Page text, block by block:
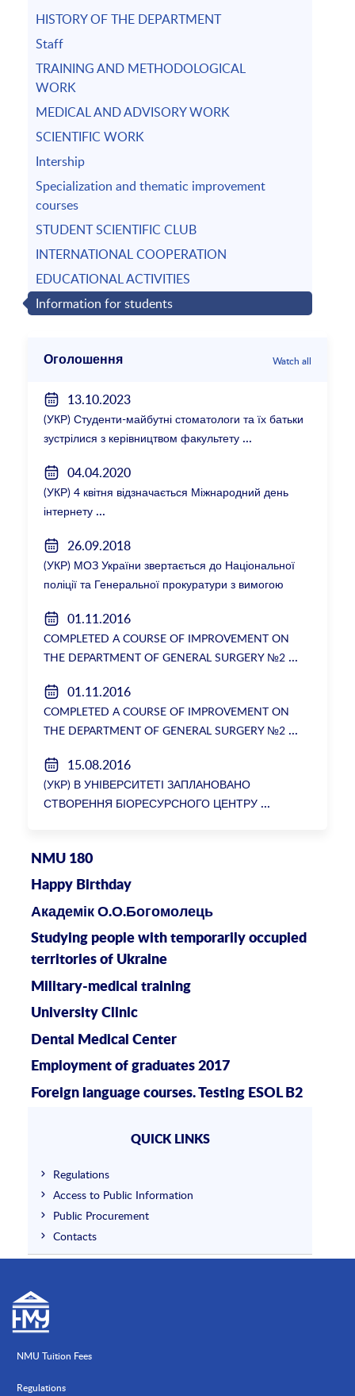
HISTORY OF THE DEPARTMENT
Staff
TRAINING AND METHODOLOGICAL
WORK
MEDICAL AND ADVISORY WORK
SCIENTIFIC WORK
Intership
Specialization and thematic improvement
courses
STUDENT SCIENTIFIC CLUB
INTERNATIONAL COOPERATION
EDUCATIONAL ACTIVITIES
Information for students
Оголошення Watch all
13.10.2023
(УКР) Студенти-майбутні стоматологи та їх батьки
зустрілися з керівництвом факультету
04.04.2020
(УКР) 4 квітня відзначається Міжнародний день
інтернету
26.09.2018
(УКР) МОЗ України звертається до Національної
поліції та Генеральної прокуратури з вимогою
ректорки НМУ Катерини Амосової
01.11.2016
COMPLETED A COURSE OF IMPROVEMENT ON
THE DEPARTMENT OF GENERAL SURGERY №2
01.11.2016
COMPLETED A COURSE OF IMPROVEMENT ON
THE DEPARTMENT OF GENERAL SURGERY №2
15.08.2016
(УКР) В УНІВЕРСИТЕТІ ЗАПЛАНОВАНО
СТВОРЕННЯ БІОРЕСУРСНОГО ЦЕНТРУ
NMU 180
Happy Birthday
Академік О.О.Богомолець
Studying people with temporarily occupied
territories of Ukraine
Military-medical training
University Clinic
Dental Medical Center
Employment of graduates 2017
Foreign language courses. Testing ESOL B2
QUICK LINKS
Regulations
Access to Public Information
Public Procurement
Contacts
NMU Tuition Fees
Regulations